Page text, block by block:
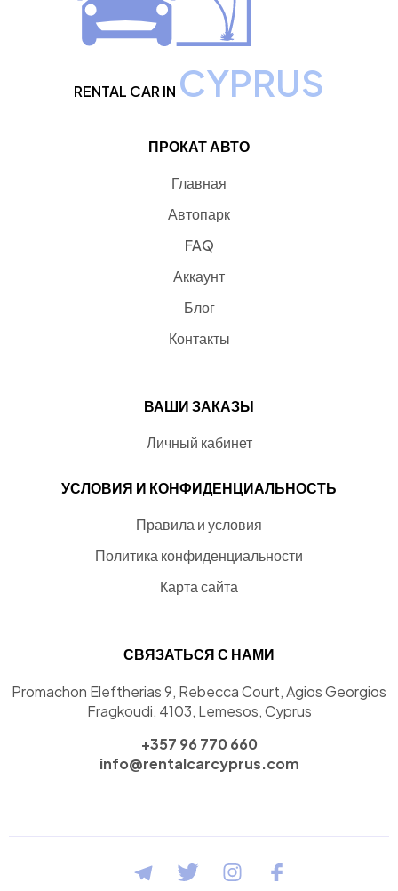
RENTAL CAR IN CYPRUS
ПРОКАТ АВТО
Главная
Автопарк
FAQ
Аккаунт
Блог
Контакты
ВАШИ ЗАКАЗЫ
Личный кабинет
УСЛОВИЯ И КОНФИДЕНЦИАЛЬНОСТЬ
Правила и условия
Политика конфиденциальности
Карта сайта
СВЯЗАТЬСЯ С НАМИ
Promachon Eleftherias 9, Rebecca Court, Agios Georgios
Fragkoudi, 4103, Lemesos, Cyprus
+357 96 770 660
info@rentalcarcyprus.com